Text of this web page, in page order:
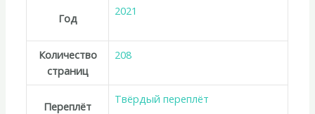
Год
2021
Количество
страниц
208
Переплёт
Твёрдый переплёт